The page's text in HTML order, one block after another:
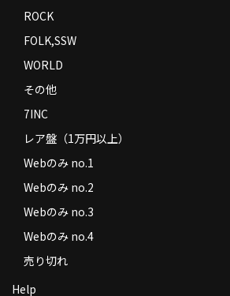
ROCK
FOLK,SSW
WORLD
その他
7INC
レア盤（1万円以上）
Webのみ no.1
Webのみ no.2
Webのみ no.3
Webのみ no.4
売り切れ
Help